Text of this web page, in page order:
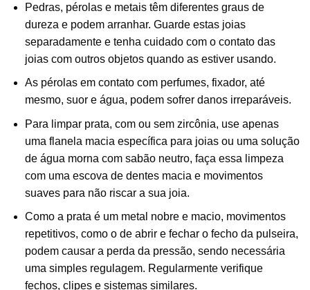
Pedras, pérolas e metais têm diferentes graus de
dureza e podem arranhar. Guarde estas joias
separadamente e tenha cuidado com o contato das
joias com outros objetos quando as estiver usando.
As pérolas em contato com perfumes, fixador, até
mesmo, suor e água, podem sofrer danos irreparáveis.
Para limpar prata, com ou sem zircônia, use apenas
uma flanela macia específica para joias ou uma solução
de água morna com sabão neutro, faça essa limpeza
com uma escova de dentes macia e movimentos
suaves para não riscar a sua joia.
Como a prata é um metal nobre e macio, movimentos
repetitivos, como o de abrir e fechar o fecho da pulseira,
podem causar a perda da pressão, sendo necessária
uma simples regulagem. Regularmente verifique
fechos, clipes e sistemas similares.